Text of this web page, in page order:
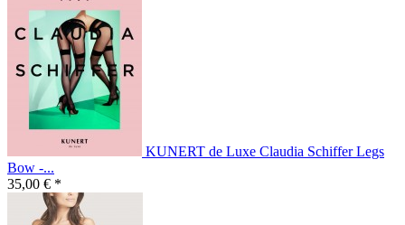
KUNERT de Luxe Claudia Schiffer Legs
Bow -...
35,00 € *